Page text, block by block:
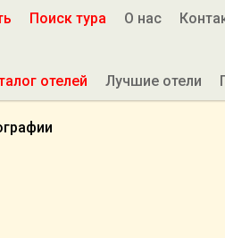
Поиск тура О нас
отелей Лучшие отели